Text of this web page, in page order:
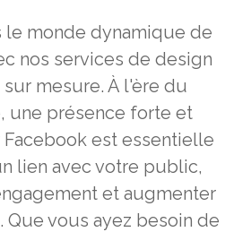
le monde dynamique de
nos services de design
mesure. À l'ère du
une présence forte et
est essentielle
lien avec votre public,
et augmenter
vous ayez besoin de